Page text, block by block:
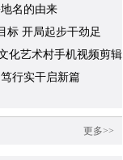
名的由来
标 开局起步干劲足
化艺术村手机视频剪辑
行实干启新篇
更多>>